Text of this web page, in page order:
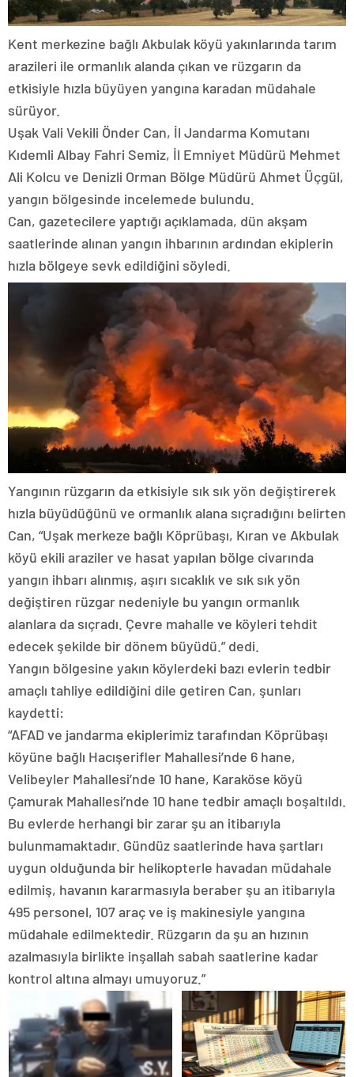
Kent merkezine bağlı Akbulak köyü yakınlarında tarım
arazileri ile ormanlık alanda çıkan ve rüzgarın da
etkisiyle hızla büyüyen yangına karadan müdahale
sürüyor.
Uşak Vali Vekili Önder Can, İl Jandarma Komutanı
Kıdemli Albay Fahri Semiz, İl Emniyet Müdürü Mehmet
Ali Kolcu ve Denizli Orman Bölge Müdürü Ahmet Üçgül,
yangın bölgesinde incelemede bulundu.
Can, gazetecilere yaptığı açıklamada, dün akşam
saatlerinde alınan yangın ihbarının ardından ekiplerin
hızla bölgeye sevk edildiğini söyledi.
Yangının rüzgarın da etkisiyle sık sık yön değiştirerek
hızla büyüdüğünü ve ormanlık alana sıçradığını belirten
Can, “Uşak merkeze bağlı Köprübaşı, Kıran ve Akbulak
köyü ekili araziler ve hasat yapılan bölge civarında
yangın ihbarı alınmış, aşırı sıcaklık ve sık sık yön
değiştiren rüzgar nedeniyle bu yangın ormanlık
alanlara da sıçradı. Çevre mahalle ve köyleri tehdit
edecek şekilde bir dönem büyüdü.” dedi.
Yangın bölgesine yakın köylerdeki bazı evlerin tedbir
amaçlı tahliye edildiğini dile getiren Can, şunları
kaydetti:
“AFAD ve jandarma ekiplerimiz tarafından Köprübaşı
köyüne bağlı Hacışerifler Mahallesi’nde 6 hane,
Velibeyler Mahallesi’nde 10 hane, Karaköse köyü
Çamurak Mahallesi’nde 10 hane tedbir amaçlı boşaltıldı.
Bu evlerde herhangi bir zarar şu an itibarıyla
bulunmamaktadır. Gündüz saatlerinde hava şartları
uygun olduğunda bir helikopterle havadan müdahale
edilmiş, havanın kararmasıyla beraber şu an itibarıyla
495 personel, 107 araç ve iş makinesiyle yangına
müdahale edilmektedir. Rüzgarın da şu an hızının
azalmasıyla birlikte inşallah sabah saatlerine kadar
kontrol altına almayı umuyoruz.”